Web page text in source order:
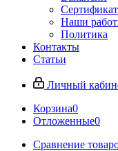
Наши
Политика
Контакты
Статьи
Личный
Корзина0
Отложенные0
Сравнение